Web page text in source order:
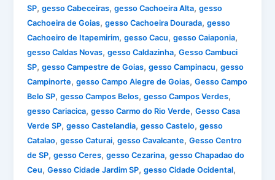
SP,gesso Cabeceiras,gesso Cachoeira Alta,gesso
Cachoeira de Goias,gesso Cachoeira Dourada,gesso
Cachoeiro de Itapemirim,gesso Cacu,gesso Caiaponia,
gesso Caldas Novas,gesso Caldazinha,Gesso Cambuci
SP,gesso Campestre de Goias,gesso Campinacu,gesso
Campinorte,gesso Campo Alegre de Goias,Gesso Campo
Belo SP,gesso Campos Belos,gesso Campos Verdes,
gesso Cariacica,gesso Carmo do Rio Verde,Gesso Casa
Verde SP,gesso Castelandia,gesso Castelo,gesso
Catalao,gesso Caturai,gesso Cavalcante,Gesso Centro
de SP,gesso Ceres,gesso Cezarina,gesso Chapadao do
Ceu,Gesso Cidade Jardim SP,gesso Cidade Ocidental,